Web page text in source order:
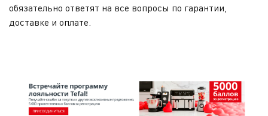
обязательно ответят на все вопросы по гарантии,
доставке и оплате.